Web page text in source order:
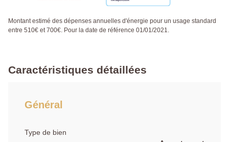
Montant estimé des dépenses annuelles d'énergie pour un usage standard
entre 510€ et 700€. Pour la date de référence 01/01/2021.
Caractéristiques détaillées
Général
Type de bien